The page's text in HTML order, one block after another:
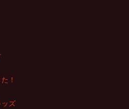
！
ッズ